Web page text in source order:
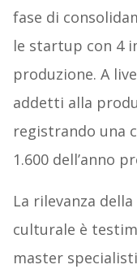
fase di
le startup con 4
produzione. A
addetti alla
registrando una
1.600 dell’anno
La rilevanza
culturale è
master